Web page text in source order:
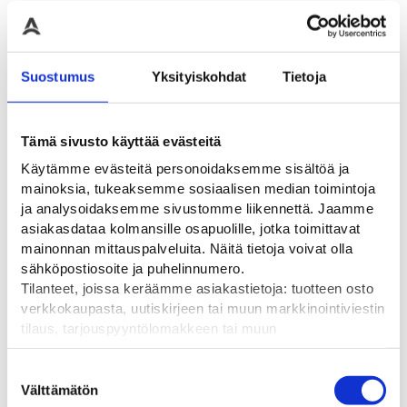
Suostumus Yksityiskohdat Tietoja
Tämä sivusto käyttää evästeitä
Käytämme evästeitä personoidaksemme sisältöä ja
mainoksia, tukeaksemme sosiaalisen median toimintoja
ja analysoidaksemme sivustomme liikennettä. Jaamme
asiakasdataa kolmansille osapuolille, jotka toimittavat
mainonnan mittauspalveluita. Näitä tietoja voivat olla
sähköpostiosoite ja puhelinnumero.
Tilanteet, joissa keräämme asiakastietoja: tuotteen osto
verkkokaupasta, uutiskirjeen tai muun markkinointiviestin
tilaus, tarjouspyyntölomakkeen tai muun
yhteydenottolomakkeen lähettäminen, käyttäjätilin
pyydetään erillinen suostumus tiedon käyttämiseen
valinta
Välttämätön
H 970 mm
sivuinen